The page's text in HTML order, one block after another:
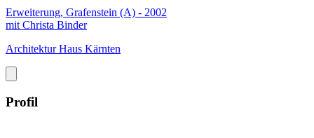
Erweiterung, Grafenstein (A) - 2002
mit Christa Binder
Architektur Haus Kärnten
Profil